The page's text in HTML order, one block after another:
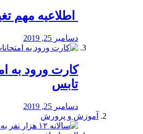
اطلاعیه مهم
دسامبر 25, 2019
کارت ورود به
تابس
دسامبر 25, 2019
آموزش و پرورش